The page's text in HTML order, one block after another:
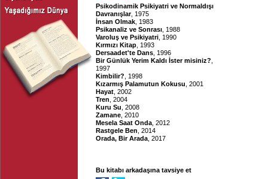
Psikodinamik Psikiyatri ve Normaldışı
Davranışlar, 1975
İnsan Olmak , 1983
Psikanaliz ve Sonrası , 1988
Varoluş ve Psikiyatri , 1990
Kırmızı Kitap , 1993
Dersaadet'te Dans , 1996
Bir Günlük Yerim Kaldı İster misiniz?
1997
Kimbilir? , 1998
Kızarmış Palamutun Kokusu , 2001
Hayat , 2002
Tren , 2004
Kuru Su , 2008
Zamane , 2010
Mesela Saat Onda , 2012
Rastgele Ben , 2014
Orada, Bir Arada , 2017
Bu kitabı arkadaşına tavsiye et